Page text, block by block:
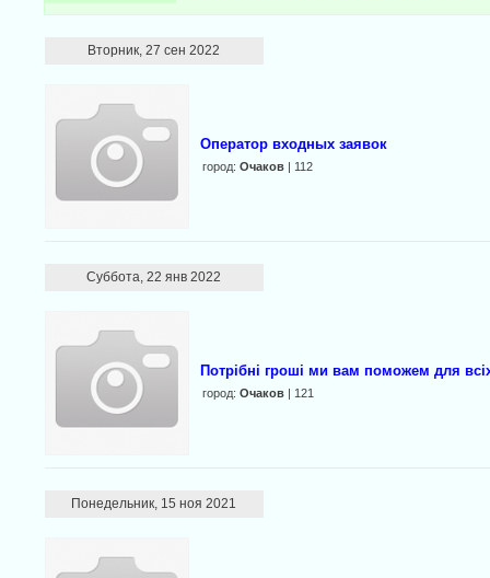
Вторник, 27 сен 2022
Оператор входных заявок
город: Очаков| 112
Суббота, 22 янв 2022
Потрібні гроші ми вам поможем для
город: Очаков| 121
Понедельник, 15 ноя 2021